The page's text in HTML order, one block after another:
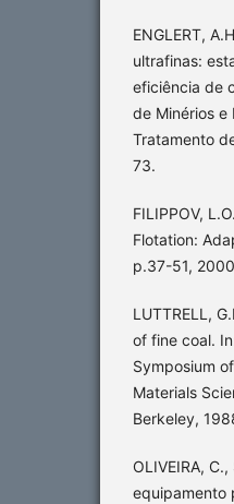
ENGLERT,
ultrafinas:
eficiência de
de Minérios e
Tratamento
73.
FILIPPOV,
Flotation:
p.37-51,
LUTTRELL,
of fine coal.
Symposium
Materials
Berkeley,
OLIVEIRA,
equipamento